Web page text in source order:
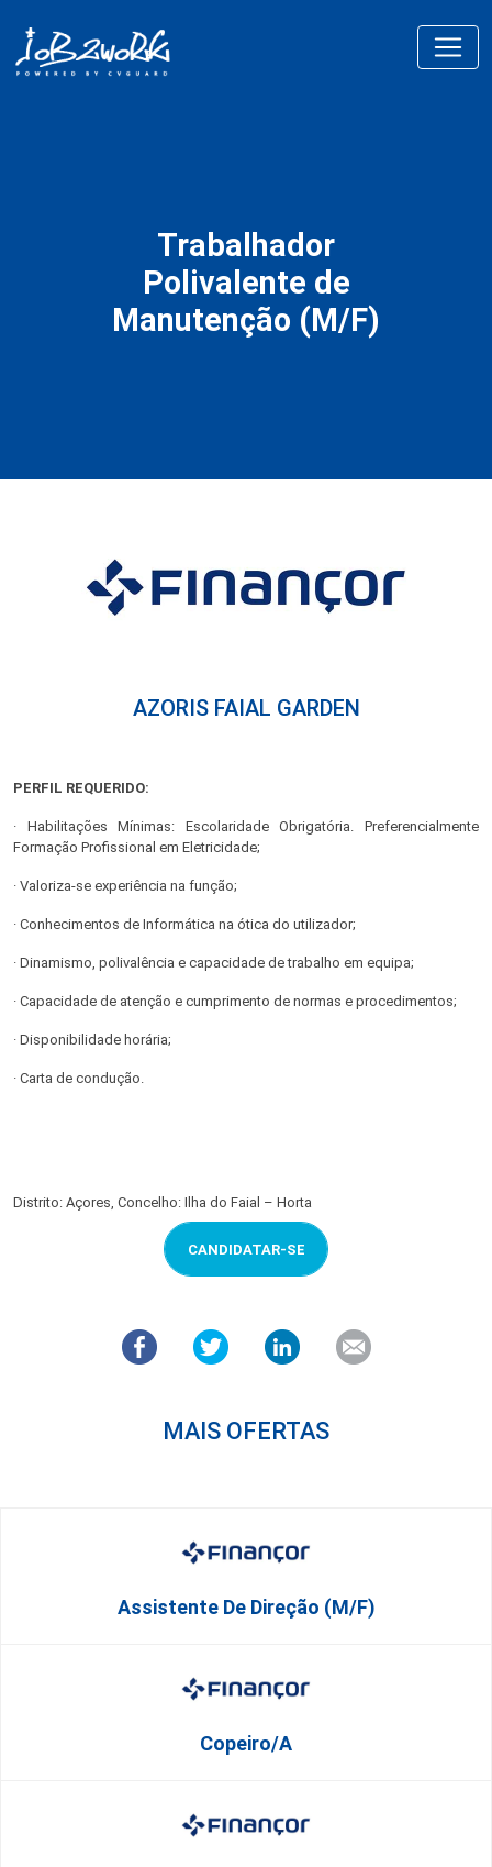
Trabalhador
Polivalente de
Manutenção (M/F)
AZORIS FAIAL GARDEN
PERFIL REQUERIDO:
· Habilitações Mínimas: Escolaridade Obrigatória. Preferencialmente
Formação Profissional em Eletricidade;
· Valoriza-se experiência na função;
· Conhecimentos de Informática na ótica do utilizador;
· Dinamismo, polivalência e capacidade de trabalho em equipa;
· Capacidade de atenção e cumprimento de normas e procedimentos;
· Disponibilidade horária;
· Carta de condução.
Distrito: Açores, Concelho: Ilha do Faial – Horta
CANDIDATAR-SE
MAIS OFERTAS
Assistente De Direção (M/F)
Copeiro/a